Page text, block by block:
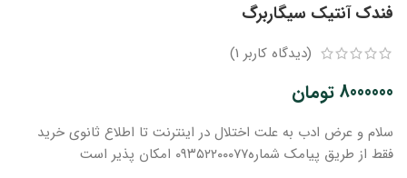
فندک آنتیک سیگاربرگ
(دیدگاه کاربر 1
)
8000000 تومان
سلام و عرض ادب به علت اختلال در اینترنت تا اطلاع ثانوی خرید
فقط از طریق پیامک شماره۰۹۳۵۲۲۰۰۰۷۷ امکان پذیر است